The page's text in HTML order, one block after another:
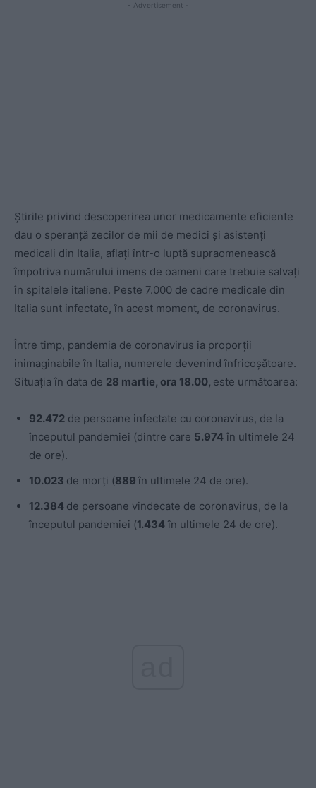
- Advertisement -
Știrile privind descoperirea unor medicamente eficiente
dau o speranță zecilor de mii de medici și asistenți
medicali din Italia, aflați într-o luptă supraomenească
împotriva numărului imens de oameni care trebuie salvați
în spitalele italiene. Peste 7.000 de cadre medicale din
Italia sunt infectate, în acest moment, de coronavirus.
Între timp, pandemia de coronavirus ia proporții
inimaginabile în Italia, numerele devenind înfricoșătoare.
Situația în data de 28 martie, ora 18.00, este următoarea:
92.472 de persoane infectate cu coronavirus, de la
începutul pandemiei (dintre care 5.974 în ultimele 24
de ore).
10.023 de morți (889 în ultimele 24 de ore).
12.384 de persoane vindecate de coronavirus, de la
începutul pandemiei (1.434 în ultimele 24 de ore).